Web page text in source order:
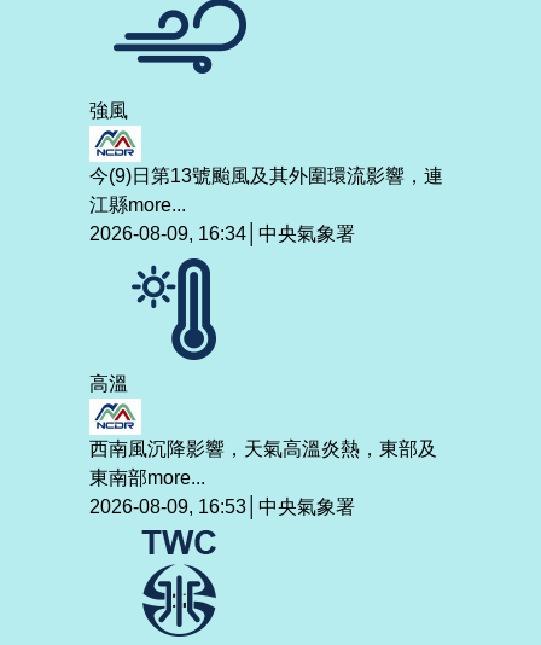
強風
今(9)日第13號颱風及其外圍環流影響，連
江縣more...
2026-08-09, 16:34│中央氣象署
高溫
西南風沉降影響，天氣高溫炎熱，東部及
東南部more...
2026-08-09, 16:53│中央氣象署